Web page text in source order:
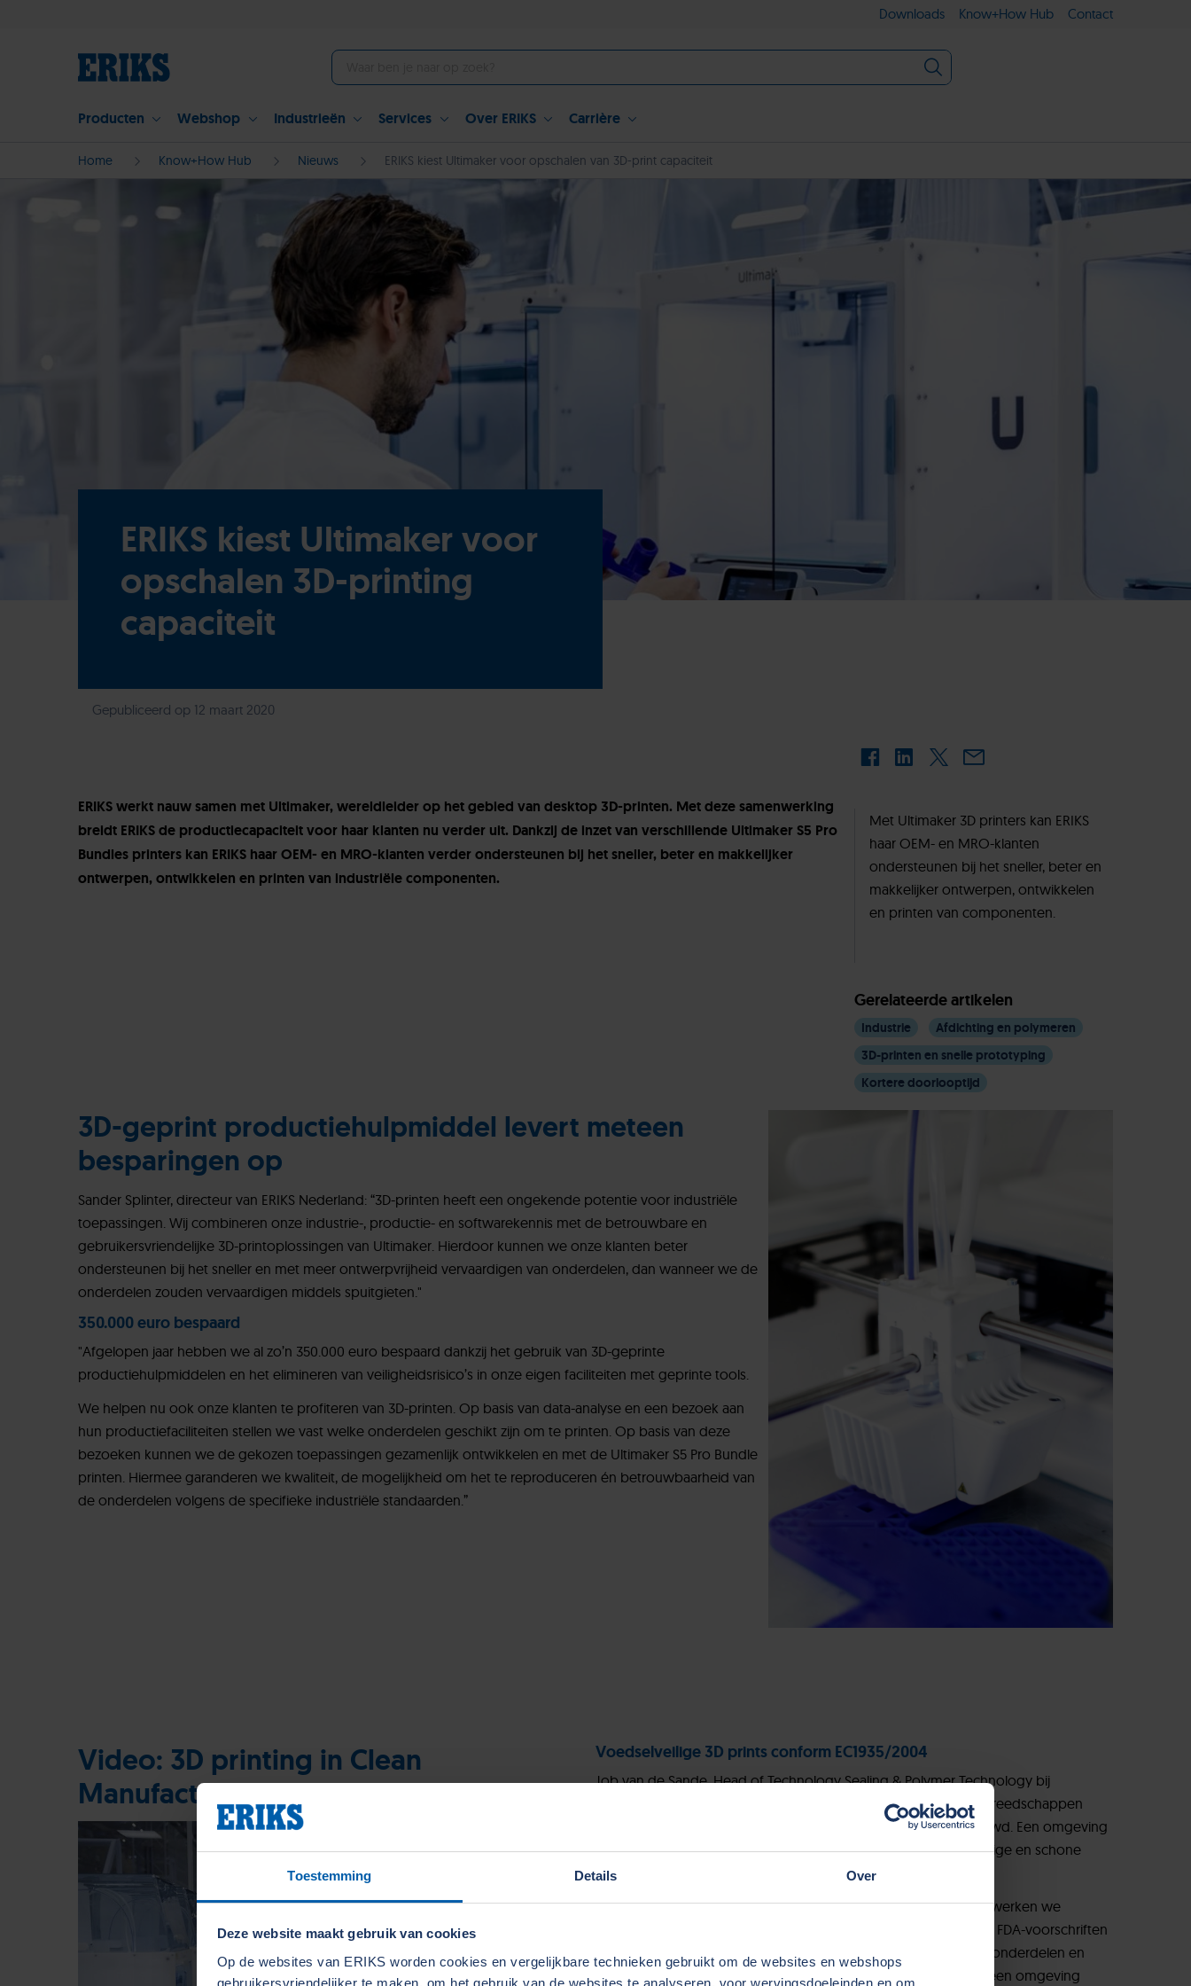
Toestemming Details Over
Deze website maakt gebruik van cookies
Op de websites van ERIKS worden cookies en vergelijkbare technieken gebruikt om de websites en webshops
gebruikersvriendelijker te maken, om het gebruik van de websites te analyseren, voor wervingsdoeleinden en om
Producten Webshop Industrieën Services Over ERIKS Carrière
Downloads Know+How Hub Contact
Home Know+How Hub Nieuws ERIKS kiest Ultimaker voor opschalen van 3D-print capaciteit
ERIKS kiest Ultimaker voor
opschalen 3D-printing
capaciteit
Gepubliceerd op 12 maart 2020
ERIKS werkt nauw samen met Ultimaker, wereldleider op het gebied van desktop 3D-printen. Met deze samenwerking
breidt ERIKS de productiecapaciteit voor haar klanten nu verder uit. Dankzij de inzet van verschillende Ultimaker S5 Pro
Bundles printers kan ERIKS haar OEM- en MRO-klanten verder ondersteunen bij het sneller, beter en makkelijker
ontwerpen, ontwikkelen en printen van industriële componenten.
Met Ultimaker 3D printers kan ERIKS
haar OEM- en MRO-klanten
ondersteunen bij het sneller, beter en
makkelijker ontwerpen, ontwikkelen
en printen van componenten.
Gerelateerde artikelen
Industrie
Afdichting en polymeren
3D-printen en snelle prototyping
Kortere doorlooptijd
3D-geprint productiehulpmiddel levert meteen
besparingen op
Sander Splinter, directeur van ERIKS Nederland: “3D-printen heeft een ongekende potentie voor industriële
toepassingen. Wij combineren onze industrie-, productie- en softwarekennis met de betrouwbare en
gebruikersvriendelijke 3D-printoplossingen van Ultimaker. Hierdoor kunnen we onze klanten beter
ondersteunen bij het sneller en met meer ontwerpvrijheid vervaardigen van onderdelen, dan wanneer we de
onderdelen zouden vervaardigen middels spuitgieten."
350.000 euro bespaard
"Afgelopen jaar hebben we al zo’n 350.000 euro bespaard dankzij het gebruik van 3D-geprinte
productiehulpmiddelen en het elimineren van veiligheidsrisico’s in onze eigen faciliteiten met geprinte tools.
We helpen nu ook onze klanten te profiteren van 3D-printen. Op basis van data-analyse en een bezoek aan
hun productiefaciliteiten stellen we vast welke onderdelen geschikt zijn om te printen. Op basis van deze
bezoeken kunnen we de gekozen toepassingen gezamenlijk ontwikkelen en met de Ultimaker S5 Pro Bundle
printen. Hiermee garanderen we kwaliteit, de mogelijkheid om het te reproduceren én betrouwbaarheid van
de onderdelen volgens de specifieke industriële standaarden.”
Video: 3D printing in Clean
Manufacturing Facility
Voedselveilige 3D prints conform EC1935/2004
Job van de Sande, Head of Technology Sealing & Polymer Technology bij
ERIKS: “Voor de productie van voedselveilige onderdelen en gereedschappen
hebben we een zogeheten Clean Manufacturing Facility gebouwd. Een omgeving
die voldoet aan de allerhoogste eisen en normeringen voor veilige en schone
locaties zoals EC1935/2004 en ISO klasse 6.
Als aanvulling op de Europese voedselveiligheidsvoorschriften, werken we
momenteel ook aan het verwerven van dezelfde voedselveilige FDA-voorschriften
en certificeringen voor 3D-printen. Dit zal ons in staat stellen om onderdelen en
gereedschappen te 3D-printen die gebruikt kunnen worden in een omgeving